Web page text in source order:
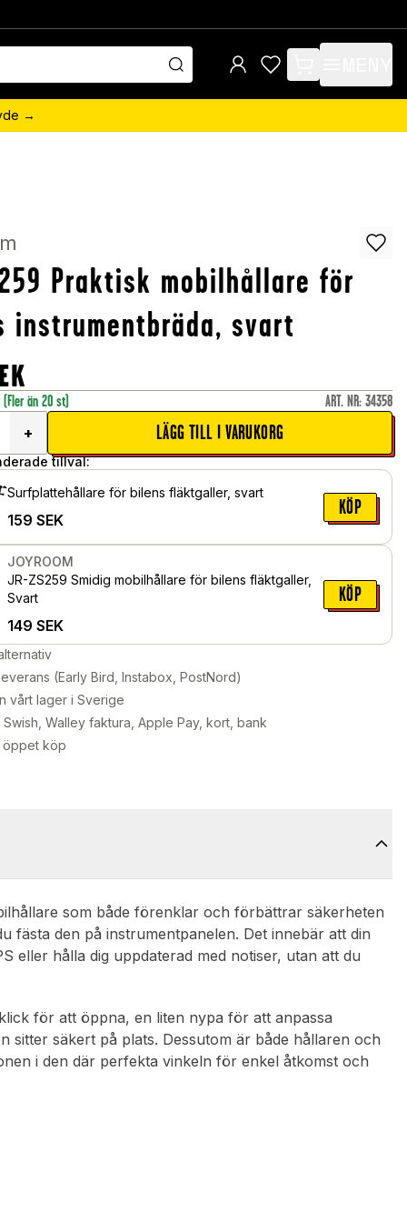
items in cart, view
→
Praktisk mobilhållare för
instrumentbräda, svart
(Fler än 20 st) ART. NR: 34358
+
LÄGG TILL I VARUKORG
tillval:
Surfplattehållare för bilens fläktgaller, svart
159 SEK
KÖP
JOYROOM
JR-ZS259 Smidig mobilhållare för bilens fläktgaller,
Svart
149 SEK
KÖP
(Early Bird, Instabox, PostNord)
vårt lager i Sverige
Swish, Walley faktura, Apple Pay, kort, bank
öppet köp
som både förenklar och förbättrar säkerheten
fästa den på instrumentpanelen. Det innebär att din
eller hålla dig uppdaterad med notiser, utan att du
för att öppna, en liten nypa för att anpassa
sitter säkert på plats. Dessutom är både hållaren och
i den där perfekta vinkeln för enkel åtkomst och